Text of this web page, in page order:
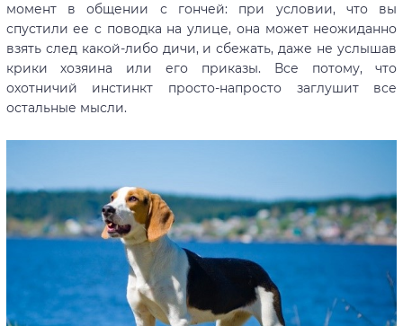
момент в общении с гончей: при условии, что вы
спустили ее с поводка на улице, она может неожиданно
взять след какой-либо дичи, и сбежать, даже не услышав
крики хозяина или его приказы. Все потому, что
охотничий инстинкт просто-напросто заглушит все
остальные мысли.